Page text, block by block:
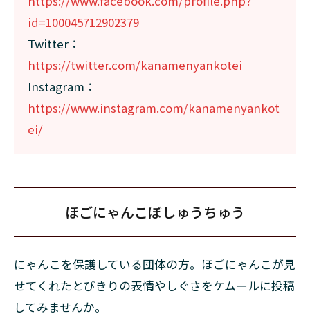
id=100045712902379
Twitter：
https://twitter.com/kanamenyankotei
Instagram：
https://www.instagram.com/kanamenyankot
ei/
ほごにゃんこぼしゅうちゅう
にゃんこを保護している団体の方。ほごにゃんこが見
せてくれたとびきりの表情やしぐさをケムールに投稿
してみませんか。